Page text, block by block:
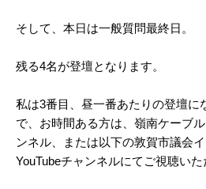
そして、本日は一般質問最終日。
残る4名が登壇となります。
私は3番目、昼一番あたりの登壇に
で、お時間ある方は、嶺南ケーブ
ンネル、または以下の敦賀市議会
YouTubeチャンネルにてご視聴いた